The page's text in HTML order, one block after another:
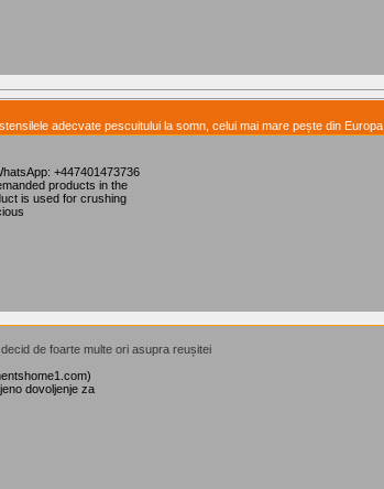
adecvate pescuitului la somn, celui mai mare pește din Europa
+447401473736
products in the
is used for crushing
de foarte multe ori asupra reușitei
dovoljenje za